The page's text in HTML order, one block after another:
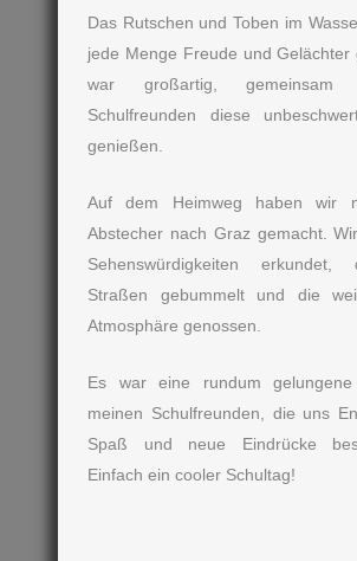
Das Rutschen und Toben im
jede Menge Freude und Gelächter
war großartig,
Schulfreunden diese
genießen.
Auf dem Heimweg haben wir
Abstecher nach Graz gemacht.
Sehenswürdigkeiten
Straßen gebummelt und die
Atmosphäre genossen.
Es war eine rundum
meinen Schulfreunden, die uns
Spaß und neue Eindrücke
Einfach ein cooler Schultag!